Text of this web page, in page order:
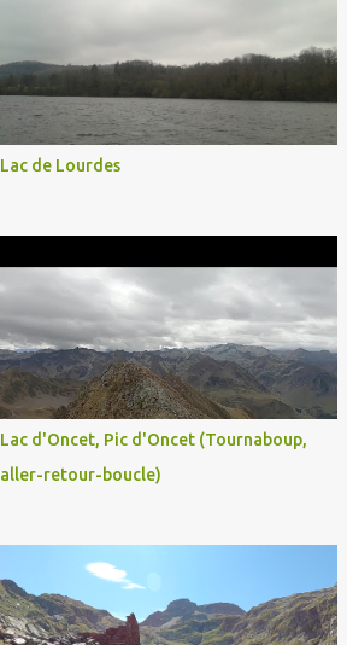
Lac de Lourdes
Lac d'Oncet, Pic d'Oncet (Tournaboup,
aller-retour-boucle)